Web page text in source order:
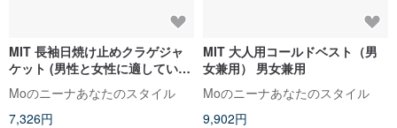
MIT 長袖日焼け止めクラゲジャ
ケット (男性と女性に適していま
す) ユニセックススタイル
Moのニーナあなたのスタイル
7,326円
MIT 大人用コールドベスト（男
女兼用） 男女兼用
Moのニーナあなたのスタイル
9,902円